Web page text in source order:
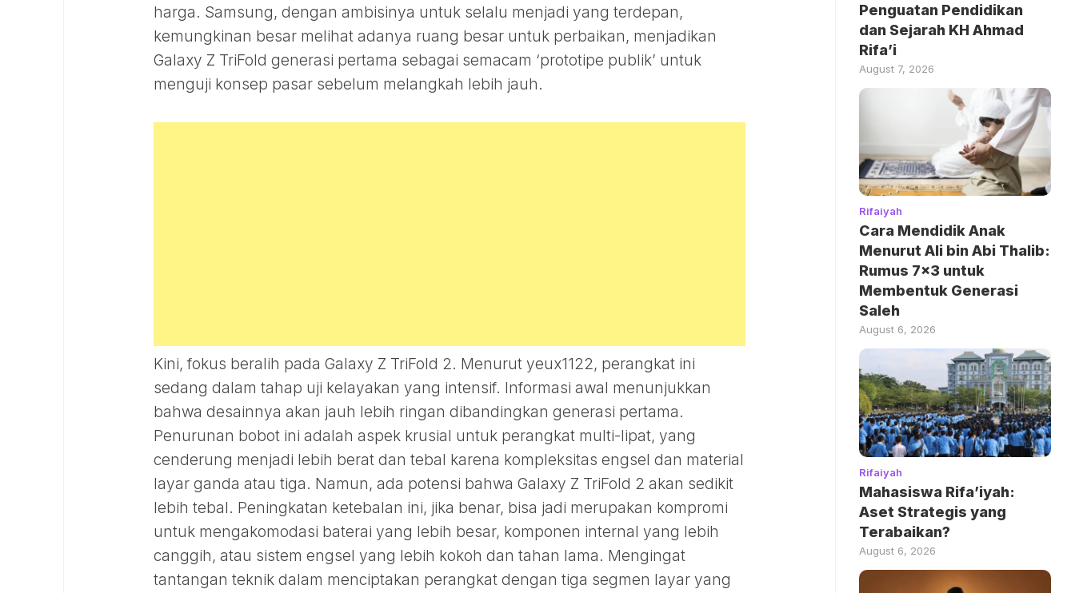
harga. Samsung, dengan ambisinya untuk selalu menjadi yang terdepan,
kemungkinan besar melihat adanya ruang besar untuk perbaikan, menjadikan
Galaxy Z TriFold generasi pertama sebagai semacam ‘prototipe publik’ untuk
menguji konsep pasar sebelum melangkah lebih jauh.
Kini, fokus beralih pada Galaxy Z TriFold 2. Menurut yeux1122, perangkat ini
sedang dalam tahap uji kelayakan yang intensif. Informasi awal menunjukkan
bahwa desainnya akan jauh lebih ringan dibandingkan generasi pertama.
Penurunan bobot ini adalah aspek krusial untuk perangkat multi-lipat, yang
cenderung menjadi lebih berat dan tebal karena kompleksitas engsel dan material
layar ganda atau tiga. Namun, ada potensi bahwa Galaxy Z TriFold 2 akan sedikit
lebih tebal. Peningkatan ketebalan ini, jika benar, bisa jadi merupakan kompromi
untuk mengakomodasi baterai yang lebih besar, komponen internal yang lebih
canggih, atau sistem engsel yang lebih kokoh dan tahan lama. Mengingat
tantangan teknik dalam menciptakan perangkat dengan tiga segmen layar yang
Penguatan Pendidikan
dan Sejarah KH Ahmad
Rifa’i
August 7, 2026
Rifaiyah
Cara Mendidik Anak
Menurut Ali bin Abi Thalib:
Rumus 7×3 untuk
Membentuk Generasi
Saleh
August 6, 2026
Rifaiyah
Mahasiswa Rifa’iyah:
Aset Strategis yang
Terabaikan?
August 6, 2026